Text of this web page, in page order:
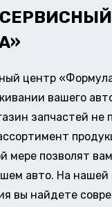
центр
вашего
запчастей не
мере позволят
авто. На нашей
вы найдете